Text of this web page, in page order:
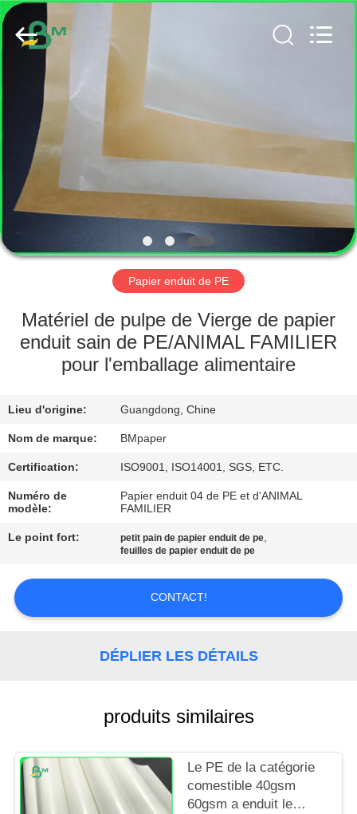
MAISON
PRODUITS
AU
SUJET
DE
NOUS
VISITE
D'USINE
DE
QUALITÉ
CONTACTEZ-
NOUS
CAS
PRIVACY
POLICY
GUANGZHOU
BMPAPER
LTD..
All
Papier enduit de PE
Matériel de pulpe de Vierge de papier
enduit sain de PE/ANIMAL FAMILIER
pour l'emballage alimentaire
Lieu d'origine: Guangdong, Chine
Nom de marque: BMpaper
Certification: ISO9001, ISO14001, SGS, ETC.
Numéro de
modèle:
Papier enduit 04 de PE et d'ANIMAL
FAMILIER
Le point fort: petit pain de papier enduit de pe,
feuilles de papier enduit de pe
CONTACT!
DÉPLIER LES DÉTAILS
produits similaires
Le PE de la catégorie
comestible 40gsm
60gsm a enduit le